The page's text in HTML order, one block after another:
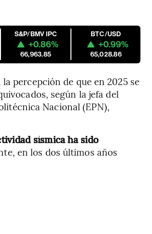
S&P/BMV IPC
+0.86%
66,963.85
BTC/USD
+0.99%
65,028.86
percepción de que en 2025 se
según la jefa del
Nacional (EPN),
sísmica ha sido
en los dos últimos años